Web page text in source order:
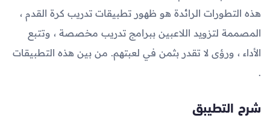
هذه التطورات الرائدة هو ظهور تطبيقات تدريب كرة القدم ،
المصممة لتزويد اللاعبين ببرامج تدريب مخصصة ، وتتبع
الأداء ، ورؤى لا تقدر بثمن في لعبتهم. من بين هذه التطبيقات
.
شرح التطيبق